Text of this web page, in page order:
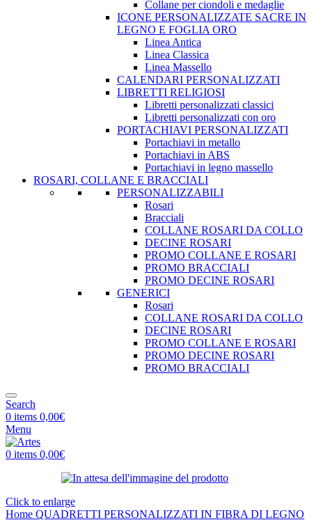
Collane per ciondoli e medaglie
ICONE PERSONALIZZATE SACRE IN
LEGNO E FOGLIA ORO
Linea Antica
Linea Classica
Linea Massello
CALENDARI PERSONALIZZATI
LIBRETTI RELIGIOSI
Libretti personalizzati classici
Libretti personalizzati con oro
PORTACHIAVI PERSONALIZZATI
Portachiavi in metallo
Portachiavi in ABS
Portachiavi in legno massello
ROSARI, COLLANE E BRACCIALI
PERSONALIZZABILI
Rosari
Bracciali
COLLANE ROSARI DA COLLO
DECINE ROSARI
PROMO COLLANE E ROSARI
PROMO BRACCIALI
PROMO DECINE ROSARI
GENERICI
Rosari
COLLANE ROSARI DA COLLO
DECINE ROSARI
PROMO COLLANE E ROSARI
PROMO DECINE ROSARI
PROMO BRACCIALI
Search
0 items 0,00€
Menu
0 items 0,00€
Click to enlarge
Home QUADRETTI PERSONALIZZATI IN FIBRA DI LEGNO